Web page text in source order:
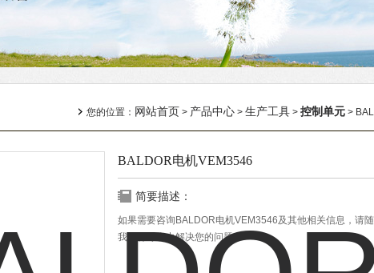
您的位置： 网站首页 > 产品中心 > 生产工具 > 控制单元 >
BALDOR电机VEM3546
简要描述：
如果需要咨询BALDOR电机VEM3546及其他相关信息，请
我们将尽全力解决您的问题。